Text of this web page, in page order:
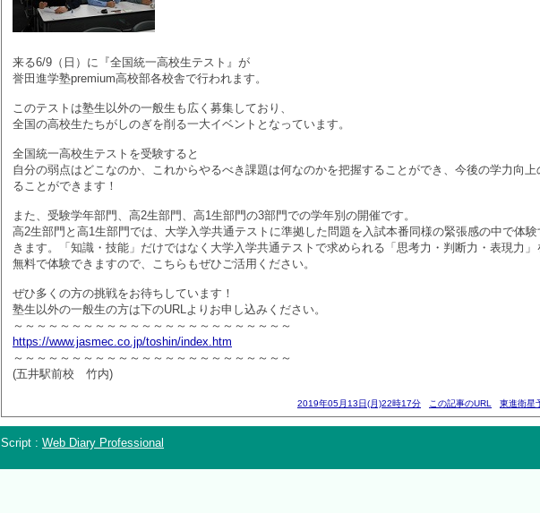
来る6/9（日）に『全国統一高校生テスト』が
誉田進学塾premium高校部各校舎で行われます。
このテストは塾生以外の一般生も広く募集しており、
全国の高校生たちがしのぎを削る一大イベントとなっています。
全国統一高校生テストを受験すると
自分の弱点はどこなのか、これからやるべき課題は何なのかを把握することができ、今後の学力向
ることができます！
また、受験学年部門、高2生部門、高1生部門の3部門での学年別の開催です。
高2生部門と高1生部門では、大学入学共通テストに準拠した問題を入試本番同様の緊張感の中で体
きます。「知識・技能」だけではなく大学入学共通テストで求められる「思考力・判断力・表現力」
無料で体験できますので、こちらもぜひご活用ください。
ぜひ多くの方の挑戦をお待ちしています！
塾生以外の一般生の方は下のURLよりお申し込みください。
～～～～～～～～～～～～～～～～～～～～～～～～
https://www.jasmec.co.jp/toshin/index.htm
～～～～～～～～～～～～～～～～～～～～～～～～
(五井駅前校 竹内)
2019年05月13日(月)22時17分 この記事のURL 東進衛星
Script : Web Diary Professional